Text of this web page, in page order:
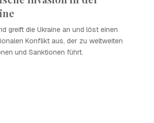
greift die Ukraine an und löst einen
Konflikt aus, der zu weltweiten
und Sanktionen führt.